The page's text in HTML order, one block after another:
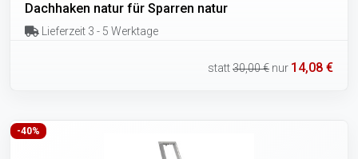
Dachhaken natur für Sparren natur
Lieferzeit 3 - 5 Werktage
statt30,00 € nur 14,08 €
-40%